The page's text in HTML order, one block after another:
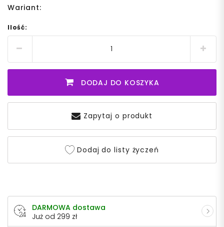
Wariant:
Ilość:
DODAJ DO KOSZYKA
Zapytaj o produkt
Dodaj do listy życzeń
DARMOWA dostawa
Już od 299 zł